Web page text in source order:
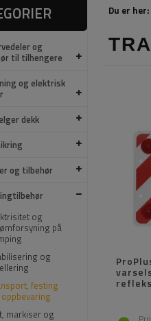
og
til tilhengere
og elektrisk
dekk
og tilbehør
og
på
og
festing
markiser og
Du er her: